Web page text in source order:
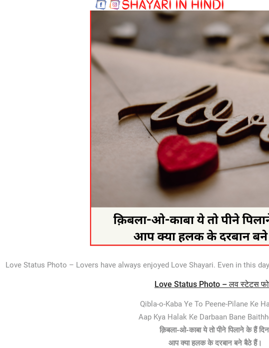
Love Status Photo – Lovers have always enjoyed Love Shayari. Even in this
Love Status Photo – लव स्टेटस
Qibla-o-Kaba Ye To Peene-Pilane Ke
Aap Kya Halak Ke Darbaan Bane
क़िबला-ओ-काबा ये तो पीने पिलाने के हैं
आप क्या हलक के दरबान बने बैठे हैं।